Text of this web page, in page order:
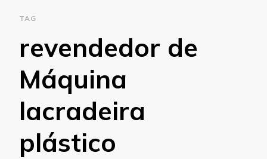
TAG
revendedor de
Máquina
lacradeira
plástico